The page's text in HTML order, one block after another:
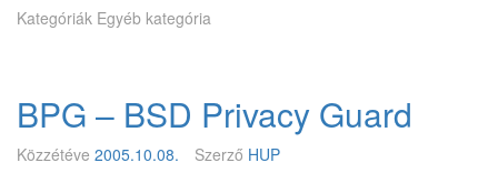
k
á
s
a
s
Kategóriák Egyéb kategória
BPG – BSD Privacy Guard
Közzétéve 2005.10.08. Szerző HUP